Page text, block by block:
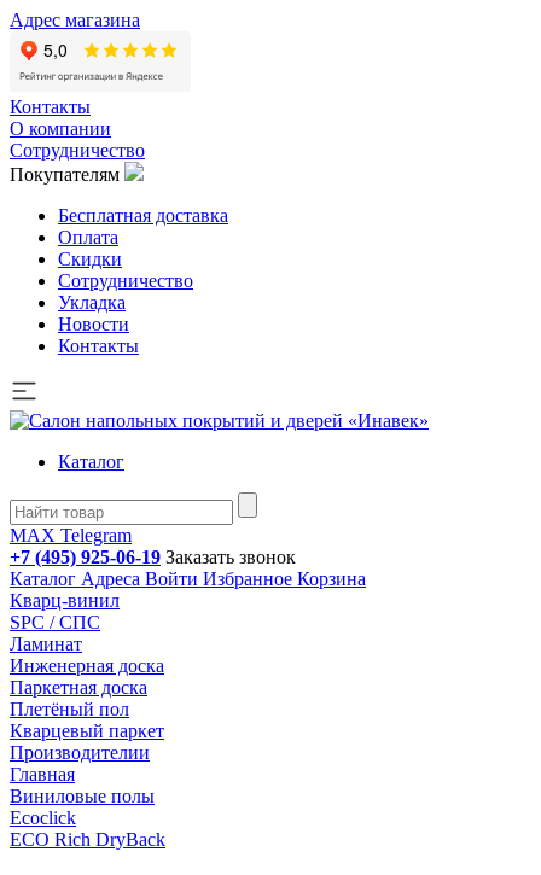
Адрес магазина
Контакты
О компании
Сотрудничество
Покупателям
Бесплатная доставка
Оплата
Скидки
Сотрудничество
Укладка
Новости
Контакты
Каталог
MAX Telegram
+7 (495) 925-06-19 Заказать звонок
Каталог Адреса Войти Избранное Корзина
Кварц-винил
SPC / СПС
Ламинат
Инженерная доска
Паркетная доска
Плетёный пол
Кварцевый паркет
Производителии
Главная
Виниловые полы
Ecoclick
ECO Rich DryBack